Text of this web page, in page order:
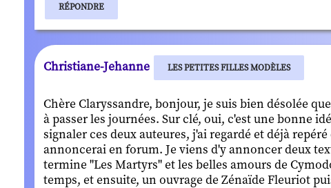
RÉPONDRE
Christiane-Jehanne LES PETITES FILLES MODÈLES
Chère Claryssandre, bonjour, je suis bien désolée
à passer les journées. Sur clé, oui, c'est une bonne
signaler ces deux auteures, j'ai regardé et déjà
annoncerai en forum. Je viens d'y annoncer deux
termine "Les Martyrs" et les belles amours de
temps, et ensuite, un ouvrage de Zénaïde Fleuriot